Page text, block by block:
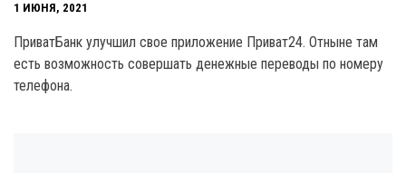
1 ИЮНЯ, 2021
ПриватБанк улучшил свое приложение Приват24. Отныне там
есть возможность совершать денежные переводы по номеру
телефона.